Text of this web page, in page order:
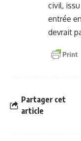
civil,
entrée
devrait
Partager cet
article